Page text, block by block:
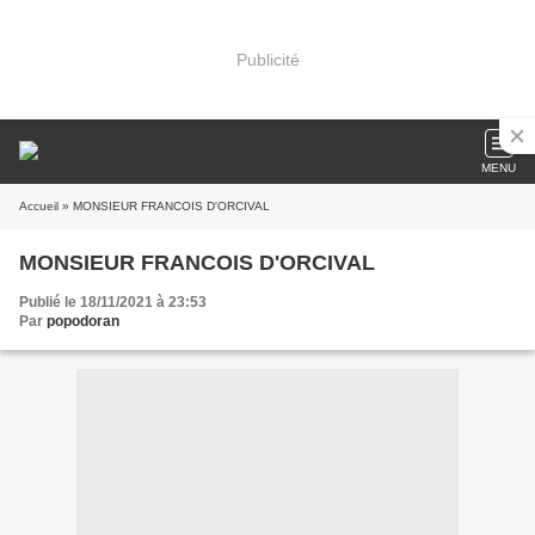
Publicité
MENU
Accueil » MONSIEUR FRANCOIS D'ORCIVAL
MONSIEUR FRANCOIS D'ORCIVAL
Publié le 18/11/2021 à 23:53
Par popodoran